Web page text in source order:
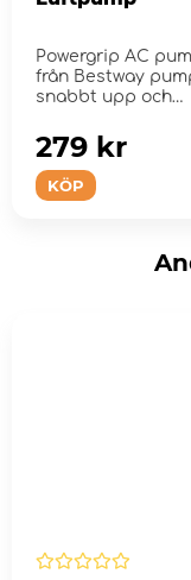
Powergrip AC
från Bestway
snabbt upp och
KÖP
279 kr